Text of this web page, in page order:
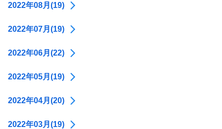
2022年08月(19)
2022年07月(19)
2022年06月(22)
2022年05月(19)
2022年04月(20)
2022年03月(19)